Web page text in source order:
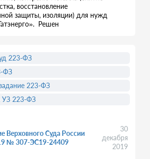
восстановление
защиты, изоляции) для нужд
Решен
Верховного Суда России
№ 307-ЭС19-24409
30
декабря
2019
223-ФЗ
ФЗ
223-ФЗ
УЗ 223-ФЗ